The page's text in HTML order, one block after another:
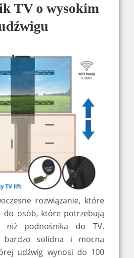
TV o wysokim
rozwiązanie, które
do osób, które potrzebują
niż podnośnika do TV.
bardzo solidna i mocna
udźwig wynosi do 100